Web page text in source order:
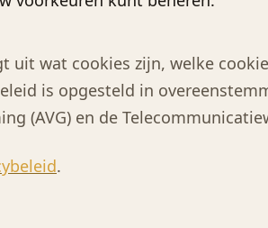
uit wat cookies zijn, welke
is opgesteld in
(AVG) en de
.